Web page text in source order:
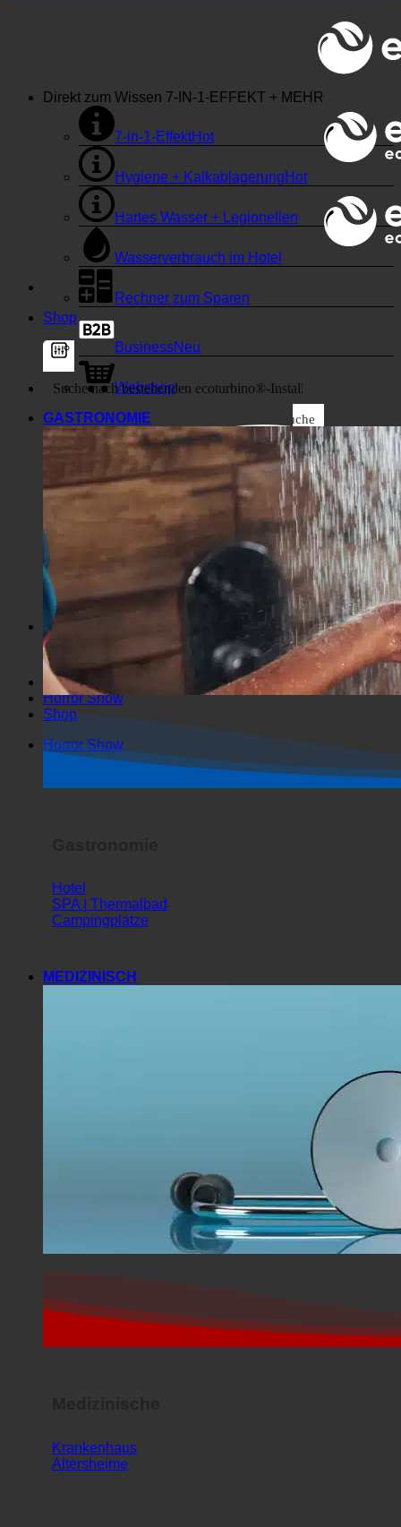
Shop
Suche
Allgemeine Filter
Exakte Übereinstimmung
Suche im Titel
Suche im Inhalt
Suche im Auszug
Filter nach benutzerdefiniertem
Beitragstyp
Suche auf Seiten
Suche in Beiträgen
Horror Show
Shop
Horror Show
Direkt zum Wissen 7-IN-1-EFFEKT + MEHR
7-in-1-Effekt
Hygiene + Kalkablagerung
Hartes Wasser + Legionellen
Wasserverbrauch im Hotel
Rechner zum Sparen
Business
Webshop
GASTRONOMIE
Hotel
SPA | Thermalbad
Campingplätze
MEDIZINISCH
Krankenhaus
Altersheime